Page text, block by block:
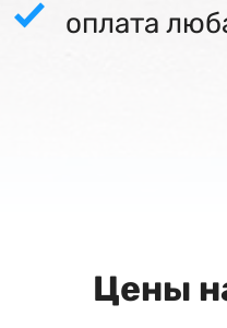
оплата
Цены